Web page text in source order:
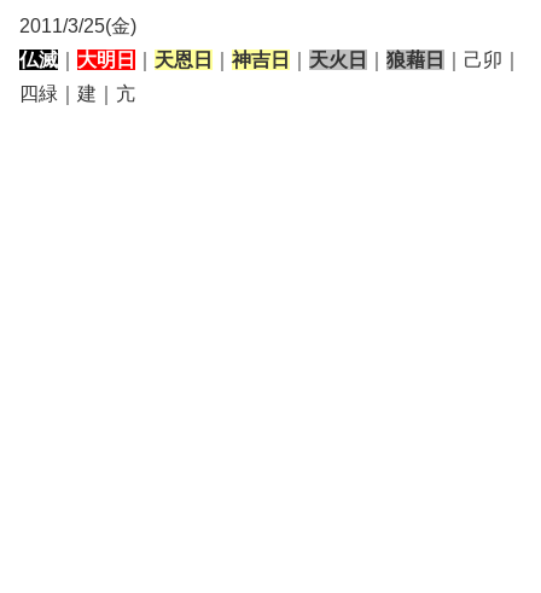
2011/3/25(金)
仏滅
大明日 天恩日 神吉日 天火日 狼藉日
｜己卯｜
四緑｜建｜亢